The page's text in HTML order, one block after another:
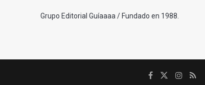
Grupo Editorial Guíaaaa / Fundado en 1988.